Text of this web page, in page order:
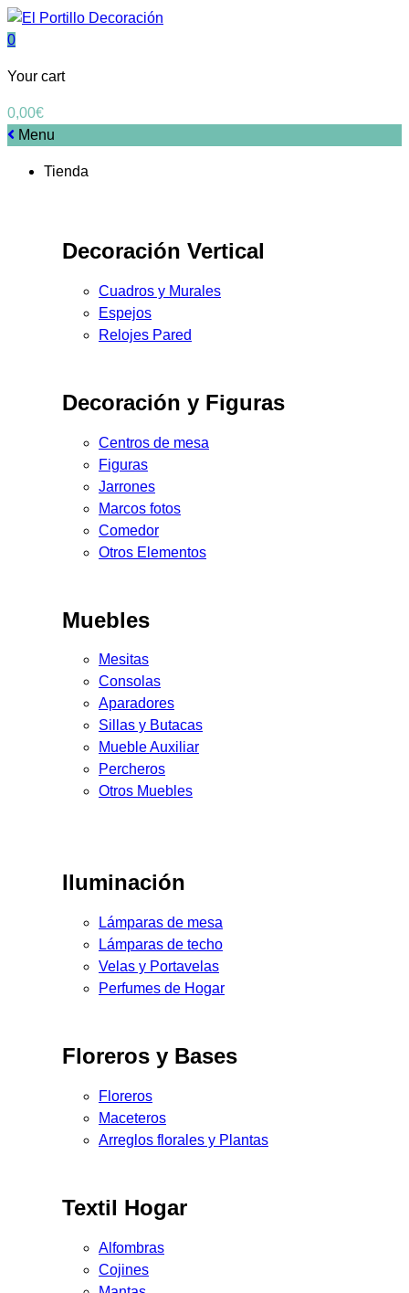
0
Your cart
0,00€
Menu
Tienda
Decoración Vertical
Cuadros y Murales
Espejos
Relojes Pared
Decoración y Figuras
Centros de mesa
Figuras
Jarrones
Marcos fotos
Comedor
Otros Elementos
Muebles
Mesitas
Consolas
Aparadores
Sillas y Butacas
Mueble Auxiliar
Percheros
Otros Muebles
Iluminación
Lámparas de mesa
Lámparas de techo
Velas y Portavelas
Perfumes de Hogar
Floreros y Bases
Floreros
Maceteros
Arreglos florales y Plantas
Textil Hogar
Alfombras
Cojines